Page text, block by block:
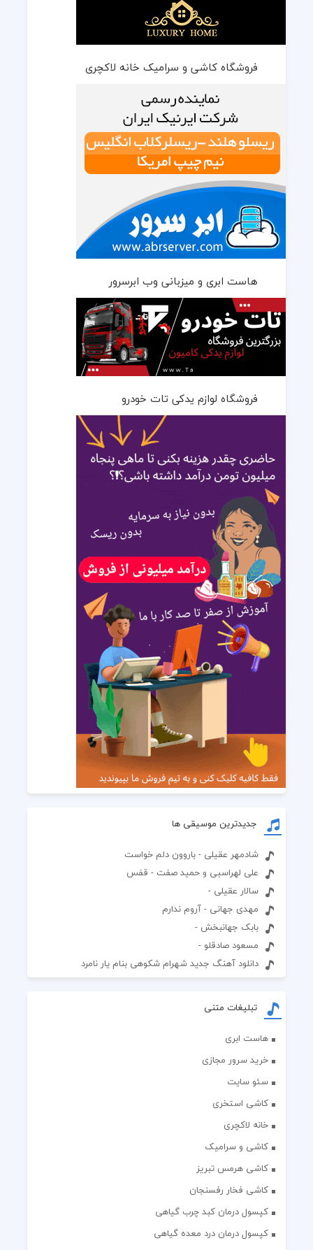
فروشگاه کاشی و سرامیک خانه لاکچری
هاست ابری و میزبانی وب ابرسرور
فروشگاه لوازم یدکی تات خودرو
جدیدترین موسیقی ها
شادمهر عقیلی - باروون دلم خواست
علی لهراسبی و حمید صفت - قفس
سالار عقیلی -
مهدی جهانی - آروم ندارم
بابک جهانبخش -
مسعود صادقلو -
دانلود آهنگ جدید شهرام شکوهی بنام یار نامرد
تبلیغات متنی
هاست ابری
خرید سرور مجازی
سئو سایت
کاشی استخری
خانه لاکچری
کاشی و سرامیک
کاشی هرمس تبریز
کاشی فخار رفسنجان
کپسول درمان کبد چرب گیاهی
کپسول درمان درد معده گیاهی